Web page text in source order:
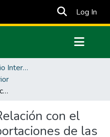
Log In
Facultad de Comercio Internacional, Integración, Administración y Economía Empresarial
La Gestión de la Relación con el Cliente en las exportaciones de las Cadenas Productivas Agrícolas de la Provincia del Carchi a través del Intercambio Compensado
con el
de las